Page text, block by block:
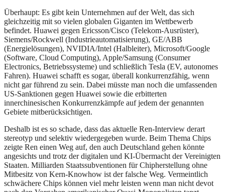
Überhaupt: Es gibt kein Unternehmen auf der Welt, das sich
gleichzeitig mit so vielen globalen Giganten im Wettbewerb
befindet. Huawei gegen Ericsson/Cisco (Telekom-Ausrüster),
Siemens/Rockwell (Industrieautomatisierung), GE/ABB
(Energielösungen), NVIDIA/Intel (Halbleiter), Microsoft/Google
(Software, Cloud Computing), Apple/Samsung (Consumer
Electronics, Betriebssysteme) und schließlich Tesla (EV, autonomes
Fahren). Huawei schafft es sogar, überall konkurrenzfähig, wenn
nicht gar führend zu sein. Dabei müsste man noch die umfassenden
US-Sanktionen gegen Huawei sowie die erbitterten
innerchinesischen Konkurrenzkämpfe auf jedem der genannten
Gebiete mitberücksichtigen.
Deshalb ist es so schade, dass das aktuelle Ren-Interview derart
stereotyp und selektiv wiedergegeben wurde. Beim Thema Chips
zeigte Ren einen Weg auf, den auch Deutschland gehen könnte
angesichts und trotz der digitalen und KI-Übermacht der Vereinigten
Staaten. Milliarden Staatssubventionen für Chipherstellung ohne
Mitbesitz von Kern-Knowhow ist der falsche Weg. Vermeintlich
schwächere Chips können viel mehr leisten wenn man nicht devot